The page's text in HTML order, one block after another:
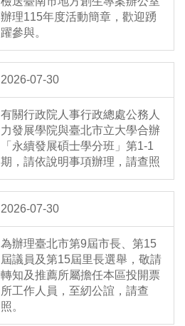
辦理115年度活動簡章，歡迎踴
躍參與。
2026-07-30
有關行政院人事行政總處公務人
力發展學院與臺北市立大學合辦
「永續發展碩士學分班」第1-1
期，請依說明事項辦理，請查照
2026-07-30
為辦理臺北市第9屆市長、第15
屆議員及第15屆里長選舉，敬請
轉知及推薦所屬擔任本區投開票
所工作人員，至紉公誼，請查
照。